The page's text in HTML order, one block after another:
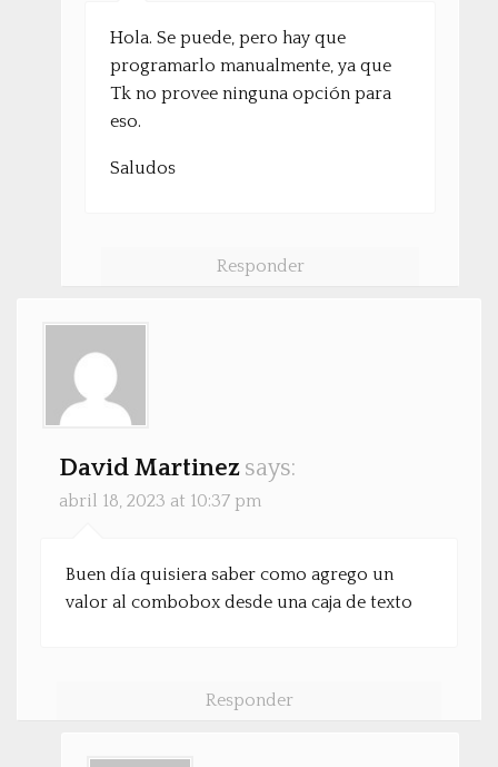
Hola. Se puede, pero hay que
programarlo manualmente, ya que
Tk no provee ninguna opción para
eso.
Saludos
Responder
David Martinez says:
abril 18, 2023 at 10:37 pm
Buen día quisiera saber como agrego un
valor al combobox desde una caja de texto
Responder